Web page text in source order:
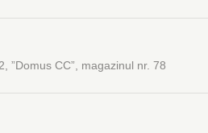
”Domus CC”, magazinul nr. 78